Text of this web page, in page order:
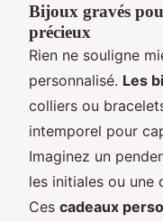
Bijoux gravés
précieux
Rien ne souligne
personnalisé. Les
colliers ou
intemporel pour
Imaginez un
les initiales ou une
Ces cadeaux